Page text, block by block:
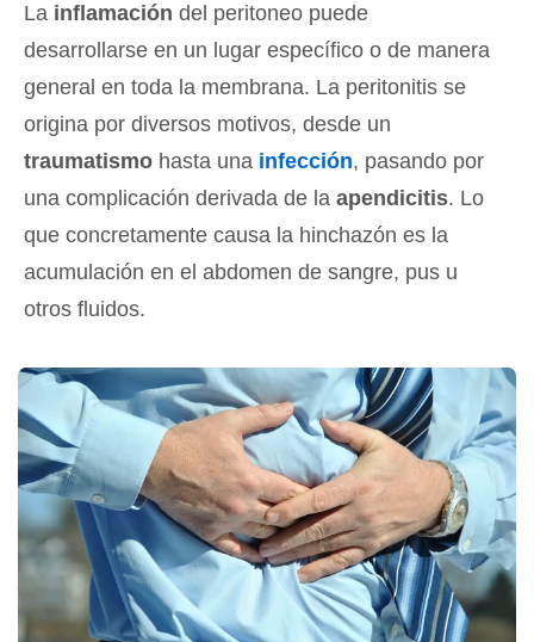
La inflamación del peritoneo puede
desarrollarse en un lugar específico o de manera
general en toda la membrana. La peritonitis se
origina por diversos motivos, desde un
traumatismo hasta una infección, pasando por
una complicación derivada de la apendicitis. Lo
que concretamente causa la hinchazón es la
acumulación en el abdomen de sangre, pus u
otros fluidos.